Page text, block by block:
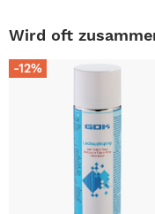
Wird oft
-12%